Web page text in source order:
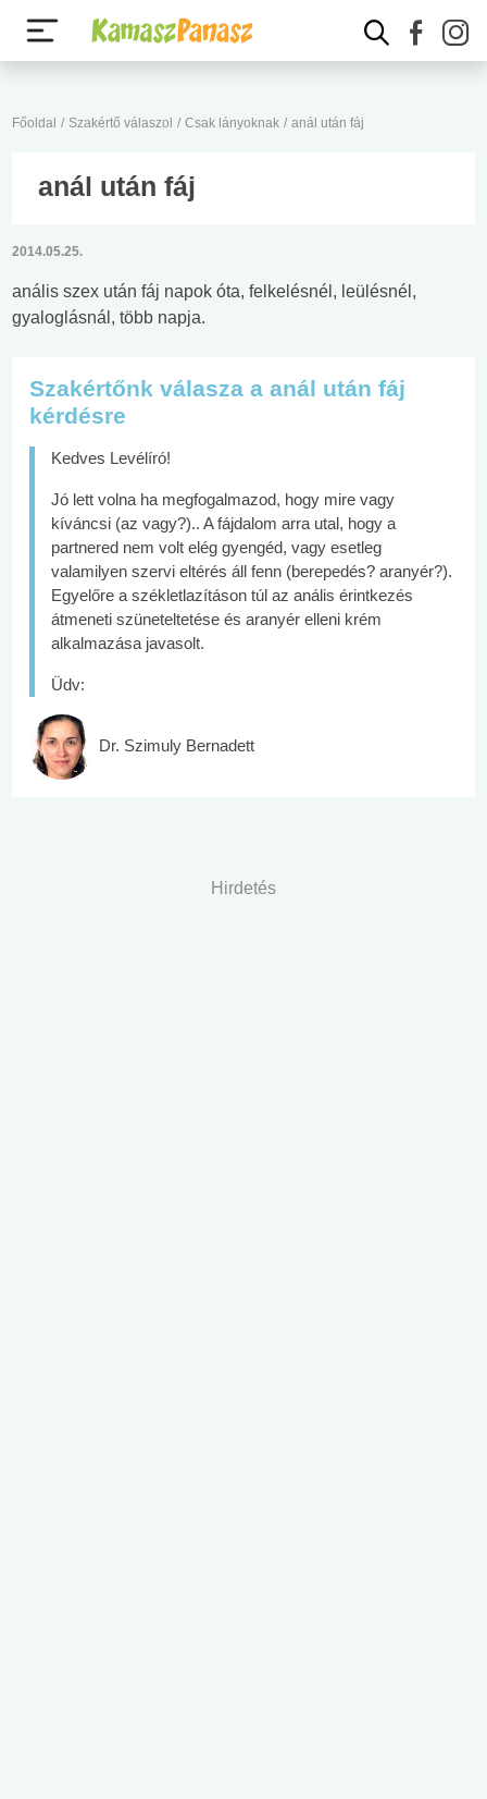
Főoldal / Szakértő válaszol / Csak lányoknak / anál után fáj
anál után fáj
2014.05.25.
anális szex után fáj napok óta, felkelésnél, leülésnél,
gyaloglásnál, több napja.
Szakértőnk válasza a anál után fáj
kérdésre
Kedves Levélíró!
Jó lett volna ha megfogalmazod, hogy mire vagy
kíváncsi (az vagy?).. A fájdalom arra utal, hogy a
partnered nem volt elég gyengéd, vagy esetleg
valamilyen szervi eltérés áll fenn (berepedés? aranyér?).
Egyelőre a székletlazításon túl az anális érintkezés
átmeneti szüneteltetése és aranyér elleni krém
alkalmazása javasolt.
Üdv:
Dr. Szimuly Bernadett
Hirdetés